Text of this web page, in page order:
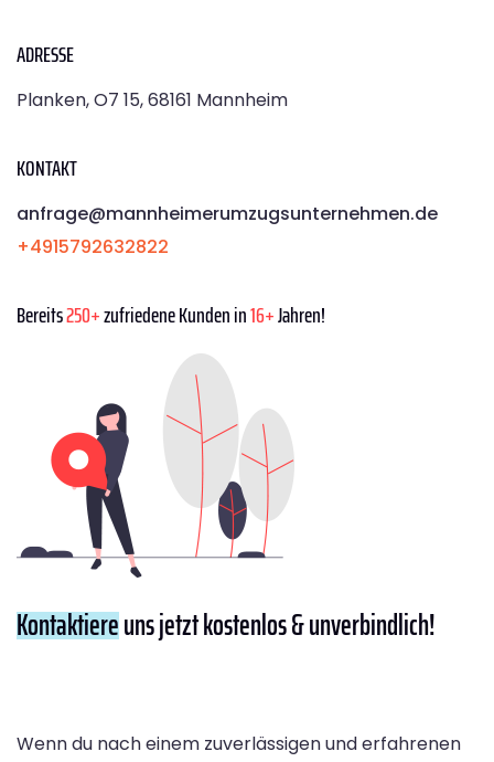
ADRESSE
Planken, O7 15, 68161 Mannheim
KONTAKT
anfrage@mannheimerumzugsunternehmen.de
+4915792632822
Bereits250+zufriedene Kunden in16+Jahren!
Kontaktiereuns jetzt kostenlos & unverbindlich!
Wenn du nach einem zuverlässigen und erfahrenen